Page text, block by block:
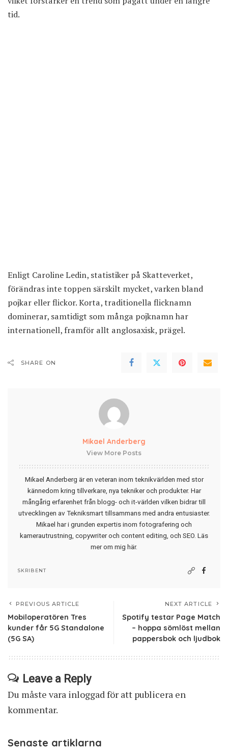
tid.
Enligt Caroline Ledin, statistiker på Skatteverket,
förändras inte toppen särskilt mycket, varken bland
pojkar eller flickor. Korta, traditionella flicknamn
dominerar, samtidigt som många pojknamn har
internationell, framför allt anglosaxisk, prägel.
SHARE ON
Mikael Anderberg
View More Posts
Mikael Anderberg är en veteran inom teknikvärlden med stor
kännedom kring tillverkare, nya tekniker och produkter. Har
mångårig erfarenhet från blogg- och it-världen vilken bidrar till
utvecklingen av Tekniksmart tillsammans med andra entusiaster.
Mikael har i grunden expertis inom fotografering och
kamerautrustning, copywriter och content editing, och SEO. Läs
mer om mig här.
SKRIBENT
PREVIOUS ARTICLE
Mobiloperatören Tres
kunder får 5G Standalone
(5G SA)
NEXT ARTICLE
Spotify testar Page Match
– hoppa sömlöst mellan
pappersbok och ljudbok
Leave a Reply
Du måste vara inloggadför att publicera en
kommentar.
Senaste artiklarna